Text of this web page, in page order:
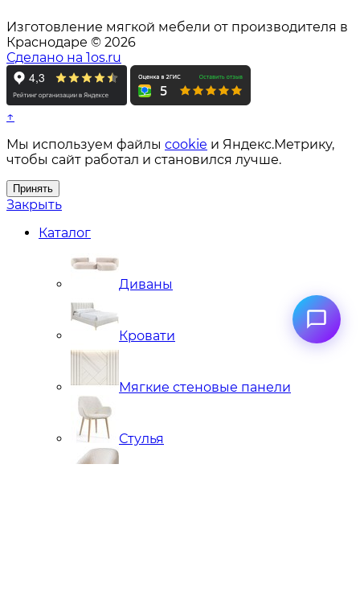
Изготовление мягкой мебели от производителя в
Краснодаре © 2026
Сделано на 1os.ru
↑
Мы используем файлы cookie и Яндекс.Метрику,
чтобы сайт работал и становился лучше.
Принять
Закрыть
Каталог
Диваны
Кровати
Мягкие стеновые панели
Стулья